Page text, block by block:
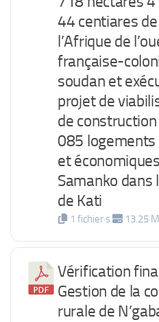
44 centiares de
l’Afrique de
française-
soudan et
projet de
de construction
085 logements
et
Samanko dans
de Kati
1 fichier·s 13.25
Vérification
Gestion de la
rurale de